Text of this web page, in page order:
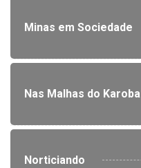
Minas em Sociedade
Nas Malhas do Karoba
Norticiando